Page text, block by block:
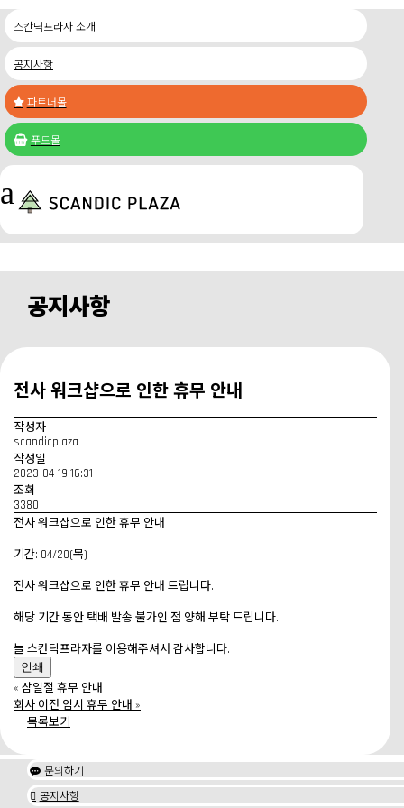
스칸딕프라자 소개
공지사항
 파트너몰
 푸드몰
a
공지사항
전사 워크샵으로 인한 휴무 안내
작성자
scandicplaza
작성일
2023-04-19 16:31
조회
3380
전사 워크샵으로 인한 휴무 안내
기간: 04/20(목)
전사 워크샵으로 인한 휴무 안내 드립니다.
해당 기간 동안 택배 발송 불가인 점 양해 부탁 드립니다.
늘 스칸딕프라자를 이용해주셔서 감사합니다.
인쇄
« 삼일절 휴무 안내
회사 이전 임시 휴무 안내 »
목록보기
 문의하기
 공지사항